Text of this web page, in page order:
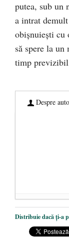
putea, sub un
a intrat
obişnuieşti cu
să spere la
timp
Despre
Distribuie dacă ți-a